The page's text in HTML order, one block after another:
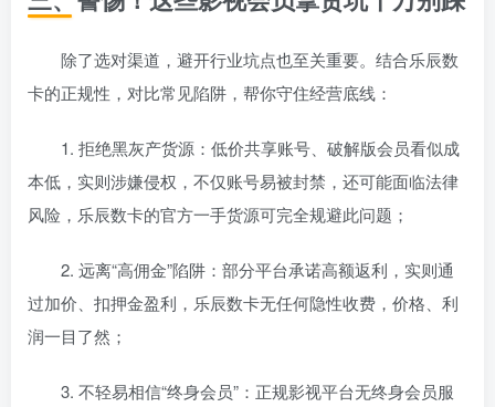
除了选对渠道，避开行业坑点也至关重要。结合乐辰数
卡的正规性，对比常见陷阱，帮你守住经营底线：
1. 拒绝黑灰产货源：低价共享账号、破解版会员看似成
本低，实则涉嫌侵权，不仅账号易被封禁，还可能面临法律
风险，乐辰数卡的官方一手货源可完全规避此问题；
2. 远离“高佣金”陷阱：部分平台承诺高额返利，实则通
过加价、扣押金盈利，乐辰数卡无任何隐性收费，价格、利
润一目了然；
3. 不轻易相信“终身会员”：正规影视平台无终身会员服